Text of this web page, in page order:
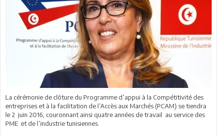
La cérémonie de clôture du Programme d’appui à la Compétitivité des
entreprises et à la facilitation de l’Accès aux Marchés (PCAM) se tiendra
le 2 juin 2016, couronnant ainsi quatre années de travail au service des
PME et de l’industrie tunisiennes.